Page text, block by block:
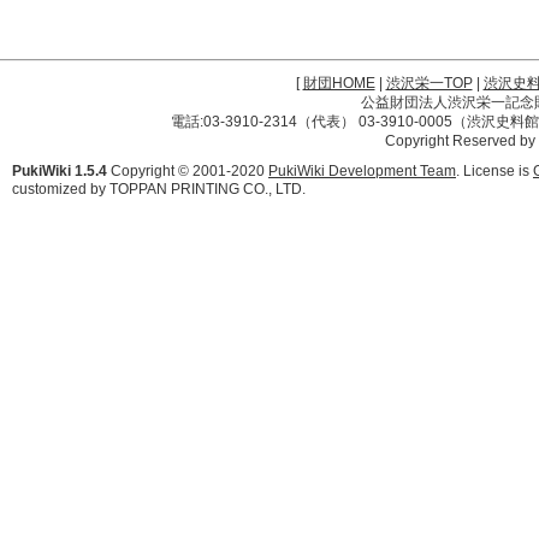
[財団HOME| 渋沢栄一TOP| 渋沢史
公益財団法人渋沢栄一記
電話:03-3910-2314（代表） 03-3910-0005（渋沢史料
Copyright Reserved
PukiWiki 1.5.4 Copyright © 2001-2020 PukiWiki Development Team. License is
customized by TOPPAN PRINTING CO., LTD.